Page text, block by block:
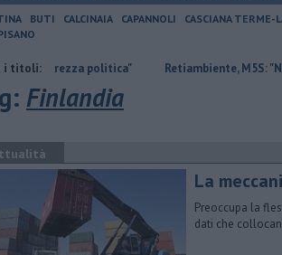
BUTI CALCINAIA CAPANNOLI CASCIANA TERME-
i titoli:
politica" Retiambiente, M5S: "Nessun
Finlandia
La
Preoccupa la
dati che